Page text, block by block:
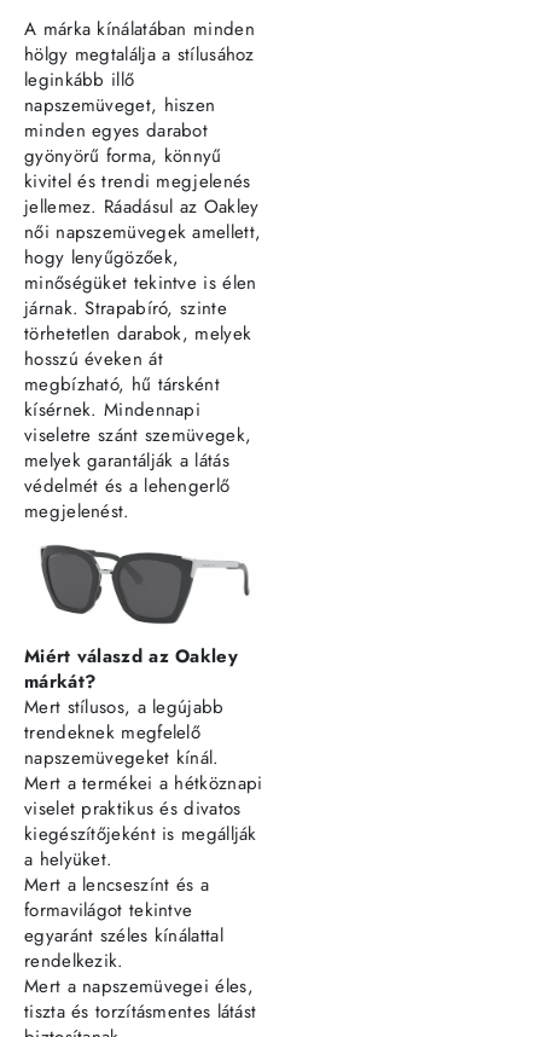
A márka kínálatában minden
hölgy megtalálja a stílusához
leginkább illő
napszemüveget, hiszen
minden egyes darabot
gyönyörű forma, könnyű
kivitel és trendi megjelenés
jellemez. Ráadásul az Oakley
női napszemüvegek amellett,
hogy lenyűgözőek,
minőségüket tekintve is élen
járnak. Strapabíró, szinte
törhetetlen darabok, melyek
hosszú éveken át
megbízható, hű társként
kísérnek. Mindennapi
viseletre szánt szemüvegek,
melyek garantálják a látás
védelmét és a lehengerlő
megjelenést.
Miért válaszd az Oakley
márkát?
Mert stílusos, a legújabb
trendeknek megfelelő
napszemüvegeket kínál.
Mert a termékei a hétköznapi
viselet praktikus és divatos
kiegészítőjeként is megállják
a helyüket.
Mert a lencseszínt és a
formavilágot tekintve
egyaránt széles kínálattal
rendelkezik.
Mert a napszemüvegei éles,
tiszta és torzításmentes látást